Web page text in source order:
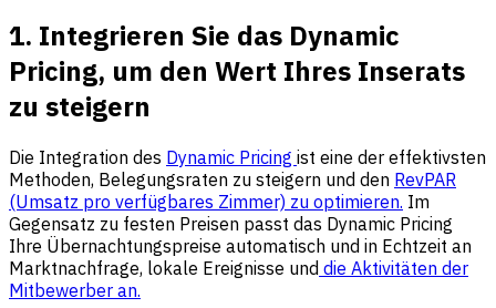
1. Integrieren Sie das Dynamic
Pricing, um den Wert Ihres Inserats
zu steigern
Die Integration des Dynamic Pricing ist eine der effektivsten
Methoden, Belegungsraten zu steigern und den RevPAR
(Umsatz pro verfügbares Zimmer) zu optimieren. Im
Gegensatz zu festen Preisen passt das Dynamic Pricing
Ihre Übernachtungspreise automatisch und in Echtzeit an
Marktnachfrage, lokale Ereignisse und die Aktivitäten der
Mitbewerber an.